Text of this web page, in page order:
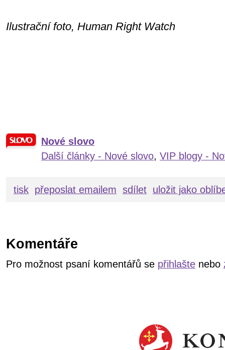
Ilustrační foto, Human Right Watch
Nové slovo
Další články - Nové slovo, VIP blogy -
tisk přeposlat emailem sdílet uložit jako
Komentáře
Pro možnost psaní komentářů se přihlašte nebo